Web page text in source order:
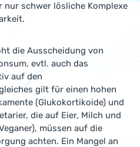
nur schwer lösliche Komplexe
die Ausscheidung von
evtl. auch das
auf den
gilt für einen hohen
(Glukokortikoide) und
die auf Eier, Milch und
müssen auf die
achten. Ein Mangel an